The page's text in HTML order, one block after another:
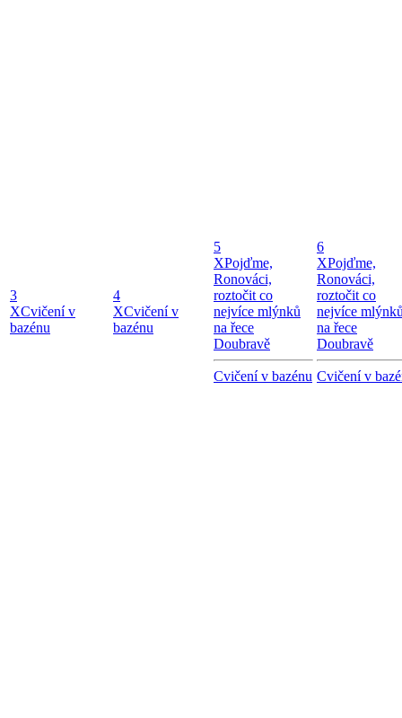
3
XCvičení v
bazénu
4
XCvičení v
bazénu
5
XPojďme,
Ronováci,
roztočit co
nejvíce mlýnků
na řece
Doubravě
Cvičení v bazénu
6
XPojďme,
Ronováci,
roztočit co
nejvíce
na řece
Doubravě
Cvičení v